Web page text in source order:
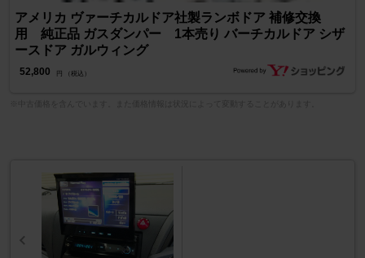
アメリカ ヴァーチカルドア社製ランボドア 補修交換
用 純正品 ガスダンパー 1本売り バーチカルドア シザ
ースドア ガルウィング
52,800 円 （税込）